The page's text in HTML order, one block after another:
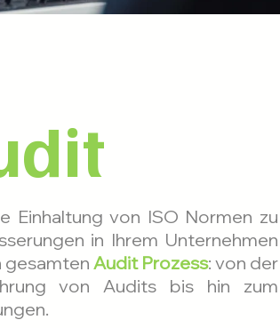
Einhaltung von ISO Normen zu
in Ihrem Unternehmen
gesamtenAudit Prozess: von der
von Audits bis hin zum